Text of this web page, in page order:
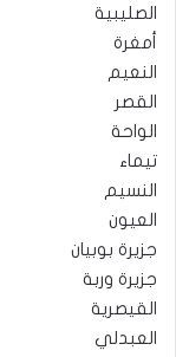
الصليبية
أمغرة
النعيم
القصر
الواحة
تيماء
النسيم
العيون
جزيرة بوبيان
جزيرة وربة
القيصرية
العبدلي